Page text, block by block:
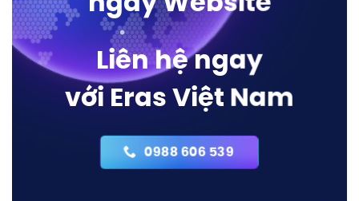
Liên hệ ngay
với Eras Việt Nam
0988 606 539